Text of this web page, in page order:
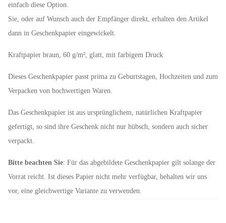
einfach diese Option.
Sie, oder auf Wunsch auch der Empfänger direkt, erhalten den Artikel
dann in Geschenkpapier eingewickelt.
Kraftpapier braun, 60 g/m², glatt, mit farbigem Druck
Dieses Geschenkpapier passt prima zu Geburtstagen, Hochzeiten und zum
Verpacken von hochwertigen Waren.
Das Geschenkpapier ist aus ursprünglichem, natürlichen Kraftpapier
gefertigt, so sind ihre Geschenk nicht nur hübsch, sondern auch sicher
verpackt.
Bitte beachten Sie: Für das abgebildete Geschenkpapier gilt solange der
Vorrat reicht. Ist dieses Papier nicht mehr verfügbar, behalten wir uns
vor, eine gleichwertige Variante zu verwenden.